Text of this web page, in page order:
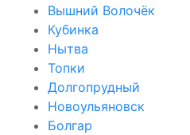
Вышний Волочёк
Кубинка
Нытва
Топки
Долгопрудный
Новоульяновск
Болгар